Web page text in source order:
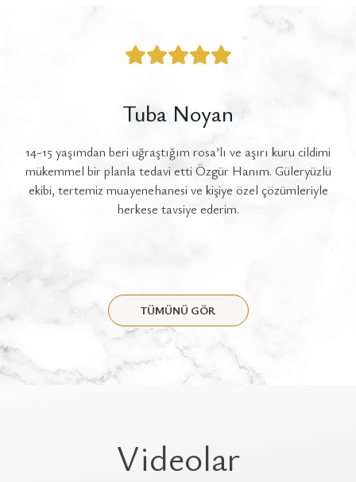
Tuba Noyan
14-15 yaşımdan beri uğraştığım rosa’lı ve aşırı kuru cildimi
mükemmel bir planla tedavi etti Özgür Hanım. Güleryüzlü
ekibi, tertemiz muayenehanesi ve kişiye özel çözümleriyle
herkese tavsiye ederim.
TÜMÜNÜ GÖR
Videolar